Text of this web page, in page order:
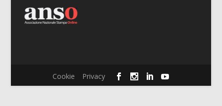
Cookie Privacy